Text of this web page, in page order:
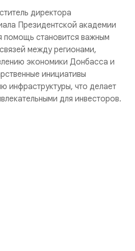
директора
Президентской академии
помощь становится важным
между регионами,
экономики Донбасса и
инициативы
инфраструктуры, что делает
для инвесторов.